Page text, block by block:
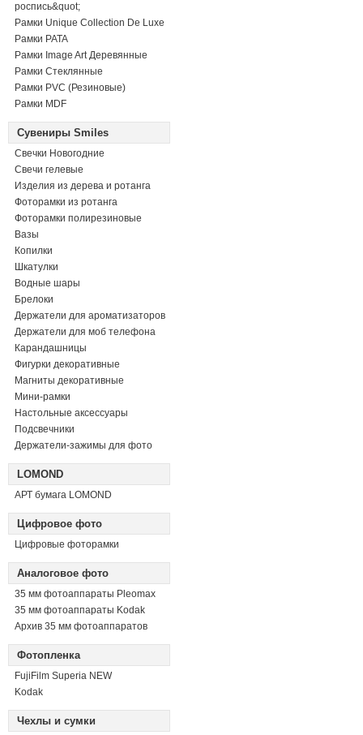
роспись&quot;
Рамки Unique Collection De Luxe
Рамки PATA
Рамки Image Art Деревянные
Рамки Стеклянные
Рамки PVC (Резиновые)
Рамки MDF
Сувениры Smiles
Свечки Новогодние
Свечи гелевые
Изделия из дерева и ротанга
Фоторамки из ротанга
Фоторамки полирезиновые
Вазы
Копилки
Шкатулки
Водные шары
Брелоки
Держатели для ароматизаторов
Держатели для моб телефона
Карандашницы
Фигурки декоративные
Магниты декоративные
Мини-рамки
Настольные аксессуары
Подсвечники
Держатели-зажимы для фото
LOMOND
АРТ бумага LOMOND
Цифровое фото
Цифровые фоторамки
Аналоговое фото
35 мм фотоаппараты Pleomax
35 мм фотоаппараты Kodak
Архив 35 мм фотоаппаратов
Фотопленка
FujiFilm Superia NEW
Kodak
Чехлы и сумки